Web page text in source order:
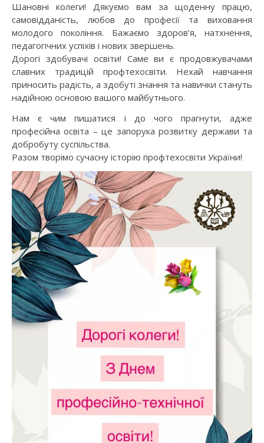
Шановні колеги! Дякуємо вам за щоденну працю,
самовідданість, любов до професії та виховання
молодого покоління. Бажаємо здоров’я, натхнення,
педагогічних успіхів і нових звершень.
Дорогі здобувачі освіти! Саме ви є продовжувачами
славних традицій профтехосвіти. Нехай навчання
приносить радість, а здобуті знання та навички стануть
надійною основою вашого майбутнього.
Нам є чим пишатися і до чого прагнути, адже
професійна освіта – це запорука розвитку держави та
добробуту суспільства.
Разом творімо сучасну історію профтехосвіти України!